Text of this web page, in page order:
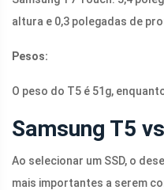
altura e 0,3 polegadas de
Pesos:
O peso do T5 é 51g,
Samsung T5
Ao selecionar um SSD, o
mais importantes a serem